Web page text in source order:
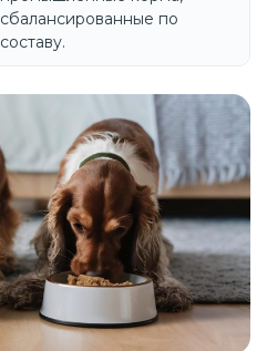
сбалансированные по
составу.